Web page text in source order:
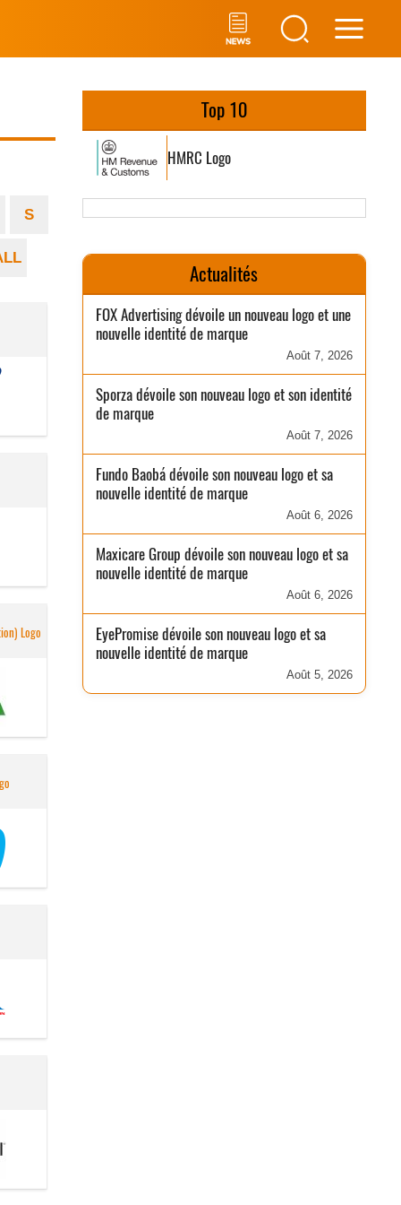
S
Logo
Top 10
HMRC Logo
Actualités
FOX Advertising dévoile un nouveau logo et une
nouvelle identité de marque
Août 7, 2026
Sporza dévoile son nouveau logo et son identité
de marque
Août 7, 2026
Fundo Baobá dévoile son nouveau logo et sa
nouvelle identité de marque
Août 6, 2026
Maxicare Group dévoile son nouveau logo et sa
nouvelle identité de marque
Août 6, 2026
EyePromise dévoile son nouveau logo et sa
nouvelle identité de marque
Août 5, 2026